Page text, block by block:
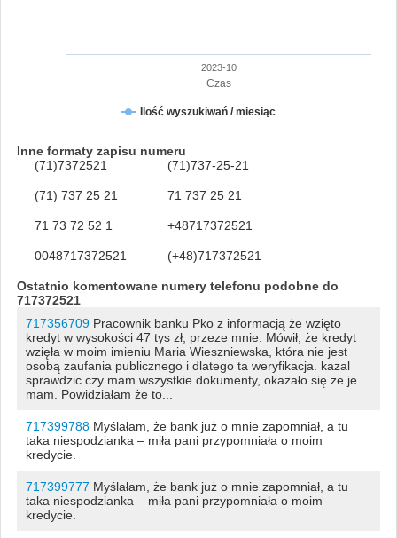
Czas
Ilość wyszukiwań / miesiąc
2023-10
Inne formaty zapisu numeru
(71)7372521
(71)737-25-21
(71) 737 25 21 71 737 25 21
71 73 72 52 1 +48717372521
0048717372521 (+48)717372521
Ostatnio komentowane numery telefonu podobne do
717372521
717356709Pracownik banku Pko z informacją że wzięto
kredyt w wysokości 47 tys zł, przeze mnie. Mówił, że kredyt
wzięła w moim imieniu Maria Wieszniewska, która nie jest
osobą zaufania publicznego i dlatego ta weryfikacja. kazal
sprawdzic czy mam wszystkie dokumenty, okazało się ze je
mam. Powidziałam że to...
717399788Myślałam, że bank już o mnie zapomniał, a tu
taka niespodzianka – miła pani przypomniała o moim
kredycie.
717399777 Myślałam, że bank już o mnie zapomniał, a tu
taka niespodzianka – miła pani przypomniała o moim
kredycie.